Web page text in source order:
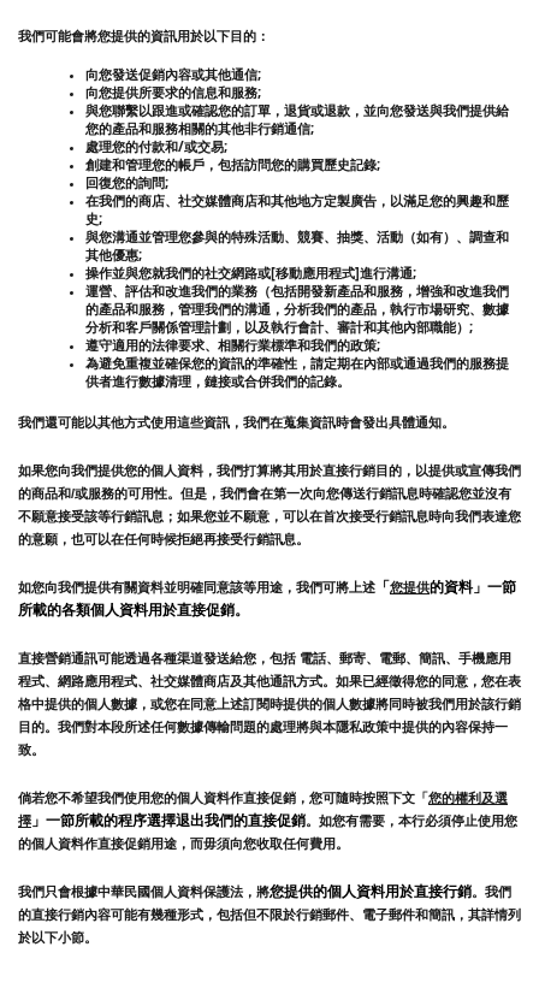
我們可能會將您提供的資訊用於以下目的：
向您發送促銷內容或其他通信;
向您提供所要求的信息和服務;
與您聯繫以跟進或確認您的訂單，退貨或退款，並向您發送與我們提供給
您的產品和服務相關的其他非行銷通信;
處理您的付款和/或交易;
創建和管理您的帳戶，包括訪問您的購買歷史記錄;
回復您的詢問;
在我們的商店、社交媒體商店和其他地方定製廣告，以滿足您的興趣和歷
史;
與您溝通並管理您參與的特殊活動、競賽、抽獎、活動（如有）、調查和
其他優惠;
操作並與您就我們的社交網路或[移動應用程式]進行溝通;
運營、評估和改進我們的業務（包括開發新產品和服務，增強和改進我們
的產品和服務，管理我們的溝通，分析我們的產品，執行市場研究、數據
分析和客戶關係管理計劃，以及執行會計、審計和其他內部職能）;
遵守適用的法律要求、相關行業標準和我們的政策;
為避免重複並確保您的資訊的準確性，請定期在內部或通過我們的服務提
供者進行數據清理，鏈接或合併我們的記錄。
我們還可能以其他方式使用這些資訊，我們在蒐集資訊時會發出具體通知。
如果您向我們提供您的個人資料，我們打算將其用於直接行銷目的，以提供或宣傳我們
的商品和/或服務的可用性。但是，我們會在第一次向您傳送行銷訊息時確認您並沒有
不願意接受該等行銷訊息；如果您並不願意，可以在首次接受行銷訊息時向我們表達您
的意願，也可以在任何時候拒絕再接受行銷訊息。
如您向我們提供有關資料並明確同意該等用途，我們可將上述 「 您提供的資料」一節
所載的各類個人資料用於直接促銷。
直接營銷通訊可能透過各種渠道發送給您，包括 電話、郵寄、電郵、簡訊、手機應用
程式、網路應用程式、社交媒體商店及其他通訊方式。如果已經徵得您的同意，您在表
格中提供的個人數據，或您在同意上述訂閱時提供的個人數據將同時被我們用於該行銷
目的。我們對本段所述任何數據傳輸問題的處理將與本隱私政策中提供的內容保持一
致。
倘若您不希望我們使用您的個人資料作直接促銷，您可隨時按照下文「您的權利及選
擇 」一節所載的程序選擇退出我們的直接促銷。如您有需要，本行必須停止使用您
的個人資料作直接促銷用途，而毋須向您收取任何費用。
我們只會根據中華民國個人資料保護法，將您提供的個人資料用於直接行銷。我們
的直接行銷內容可能有幾種形式，包括但不限於行銷郵件、電子郵件和簡訊，其詳情列
於以下小節。